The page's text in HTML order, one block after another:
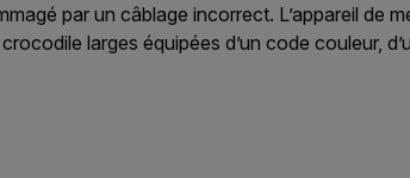
par un câblage incorrect. L’appareil de
crocodile larges équipées d’un code couleur,